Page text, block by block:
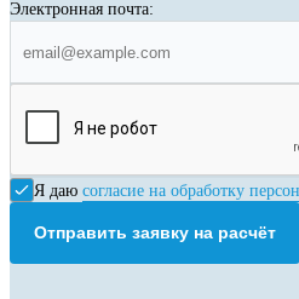
Электронная почта:
Я даю согласие на обработку
Отправить заявку на расчёт